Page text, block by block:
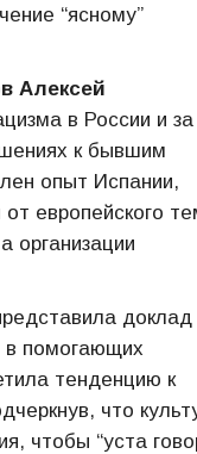
“ясному”
Алексей
в России и за
к бывшим
опыт Испании,
европейского
организации
доклад
в помогающих
тенденцию к
что
чтобы “уста